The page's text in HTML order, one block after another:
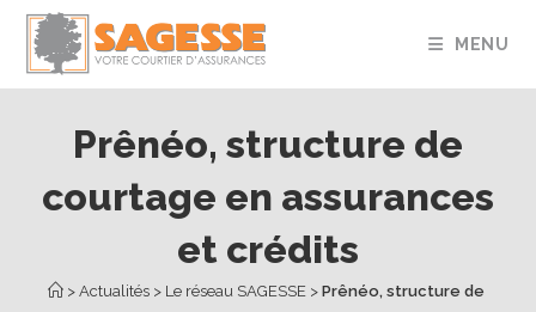
MENU
Prênéo, structure de
courtage en assurances
et crédits
> Actualités > Le réseau SAGESSE > Prênéo, structure de